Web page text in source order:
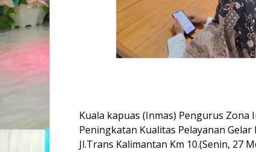
Kuala kapuas (Inmas) Pengurus
Peningkatan Kualitas Pelayanan
Jl.Trans Kalimantan Km 10.(Senin, 27